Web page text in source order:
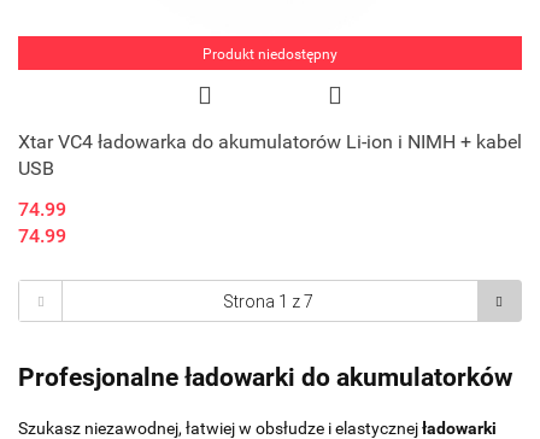
Produkt niedostępny
Xtar VC4 ładowarka do akumulatorów Li-ion i NIMH + kabel
USB
74.99
74.99
Profesjonalne ładowarki do akumulatorków
Szukasz niezawodnej, łatwiej w obsłudze i elastycznejładowarki